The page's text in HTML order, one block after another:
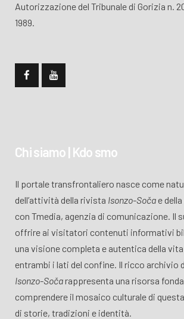
Autorizzazione del Tribunale di Gorizia n.
1989.
Chi siamo | Kdo smo
Il portale transfrontaliero nasce come
dell’attività della rivista Isonzo-Sočae
con Tmedia, agenzia di comunicazione. Il
offrire ai visitatori contenuti informativi
una visione completa e autentica della vita
entrambi i lati del confine. Il ricco archivio
Isonzo-Sočarappresenta una risorsa
comprendere il mosaico culturale di
di storie, tradizioni e identità.